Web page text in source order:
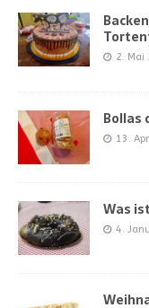
2. Mai
Bollas
13.
Was
4.